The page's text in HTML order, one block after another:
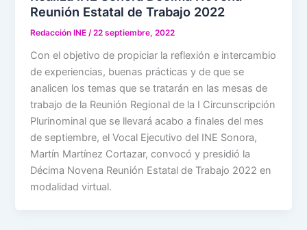
Reunión Estatal de Trabajo 2022
Redacción INE/22 septiembre, 2022
Con el objetivo de propiciar la reflexión e intercambio
de experiencias, buenas prácticas y de que se
analicen los temas que se tratarán en las mesas de
trabajo de la Reunión Regional de la I Circunscripción
Plurinominal que se llevará acabo a finales del mes
de septiembre, el Vocal Ejecutivo del INE Sonora,
Martín Martínez Cortazar, convocó y presidió la
Décima Novena Reunión Estatal de Trabajo 2022 en
modalidad virtual.